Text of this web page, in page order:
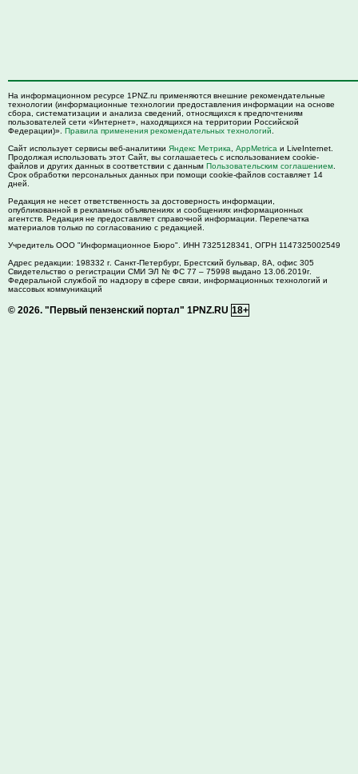
На информационном ресурсе 1PNZ.ru применяются внешние рекомендательные
технологии (информационные технологии предоставления информации на основе
сбора, систематизации и анализа сведений, относящихся к предпочтениям
пользователей сети «Интернет», находящихся на территории Российской
Федерации)». Правила применения рекомендательных технологий
Сайт использует сервисы веб-аналитики Яндекс Метрика AppMetrica и LiveInternet.
Продолжая использовать этот Сайт, вы соглашаетесь с использованием cookie-
файлов и других данных в соответствии с данным Пользовательским соглашением
Срок обработки персональных данных при помощи cookie-файлов составляет 14
дней.
Редакция не несет ответственность за достоверность информации,
опубликованной в рекламных объявлениях и сообщениях информационных
агентств. Редакция не предоставляет справочной информации. Перепечатка
материалов только по согласованию с редакцией.
Учредитель ООО "Информационное Бюро". ИНН 7325128341, ОГРН 1147325002549
Адрес редакции: 198332 г. Санкт-Петербург, Брестский бульвар, 8А, офис 305
Свидетельство о регистрации СМИ ЭЛ № ФС 77 – 75998 выдано 13.06.2019г.
Федеральной службой по надзору в сфере связи, информационных технологий и
массовых коммуникаций
© 2026. "Первый пензенский портал" 1PNZ.RU 18+